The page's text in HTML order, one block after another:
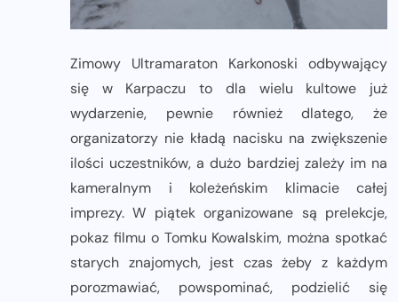
Zimowy Ultramaraton Karkonoski odbywający
się w Karpaczu to dla wielu kultowe już
wydarzenie, pewnie również dlatego, że
organizatorzy nie kładą nacisku na zwiększenie
ilości uczestników, a dużo bardziej zależy im na
kameralnym i koleżeńskim klimacie całej
imprezy. W piątek organizowane są prelekcje,
pokaz filmu o Tomku Kowalskim, można spotkać
starych znajomych, jest czas żeby z każdym
porozmawiać, powspominać, podzielić się